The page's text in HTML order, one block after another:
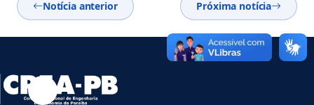
Notícia anterior Próxima notícia